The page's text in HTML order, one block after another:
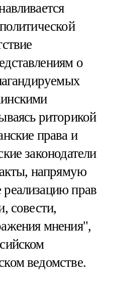
о
риторикой
права и
законодатели
напрямую
прав
совести,
мнения",
ведомстве.